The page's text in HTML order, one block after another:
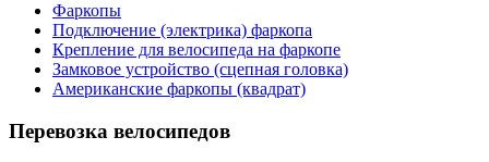
Фаркопы
Подключение (электрика) фаркопа
Крепление для велосипеда на фаркопе
Замковое устройство (сцепная головка)
Американские фаркопы (квадрат)
Перевозка велосипедов